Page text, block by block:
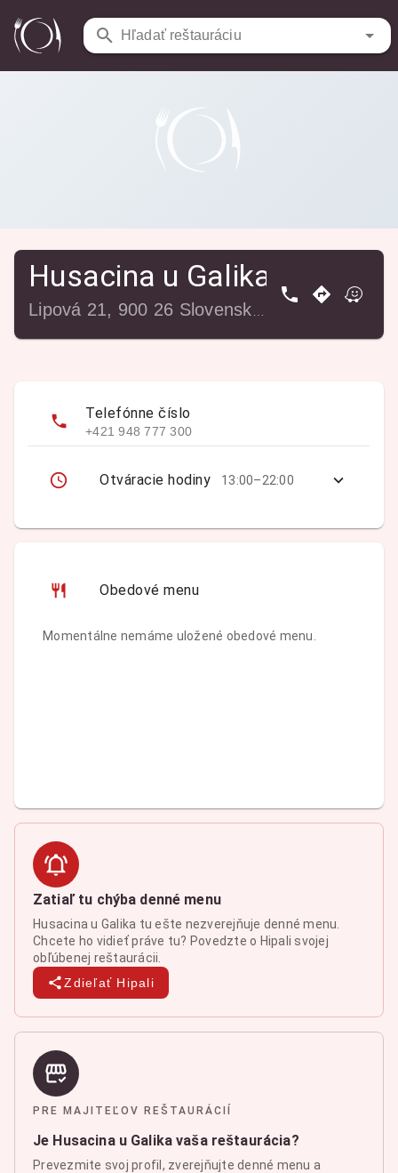
Hľadať reštauráciu
Reštaurácie / Husacina u Galika
Husacina u Galika
Telefónne číslo
+421 948 777 300
Otváracie hodiny 13:00–22:00
Obedové menu
Momentálne nemáme uložené obedové menu.
Zatiaľ tu chýba denné menu
Husacina u Galika tu ešte nezverejňuje denné menu.
Chcete ho vidieť práve tu? Povedzte o Hipali svojej
obľúbenej reštaurácii.
Zdieľať Hipali
PRE MAJITEĽOV REŠTAURÁCIÍ
Je Husacina u Galika vaša reštaurácia?
Prevezmite svoj profil, zverejňujte denné menu a